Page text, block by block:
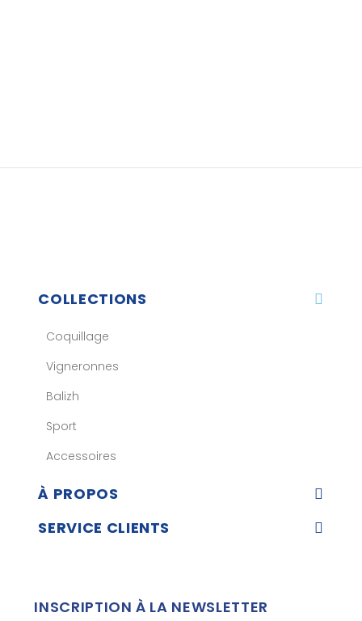
COLLECTIONS
Coquillage
Vigneronnes
Balizh
Sport
Accessoires
À PROPOS
SERVICE CLIENTS
INSCRIPTION À LA NEWSLETTER